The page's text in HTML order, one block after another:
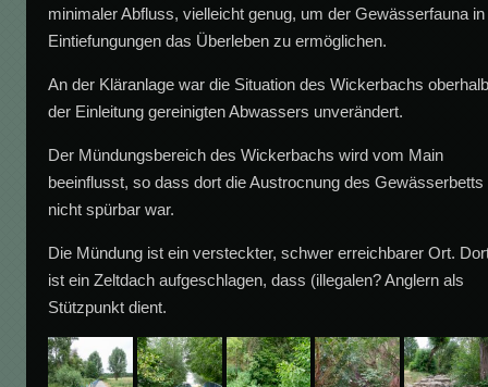
minimaler Abfluss, vielleicht genug, um der Gewässerfauna in
Eintiefungungen das Überleben zu ermöglichen.
An der Kläranlage war die Situation des Wickerbachs
der Einleitung gereinigten Abwassers unverändert.
Der Mündungsbereich des Wickerbachs wird vom Main
beeinflusst, so dass dort die Austrocnung des Gewässerbetts
nicht spürbar war.
Die Mündung ist ein versteckter, schwer erreichbarer Ort.
ist ein Zeltdach aufgeschlagen, dass (illegalen? Anglern als
Stützpunkt dient.